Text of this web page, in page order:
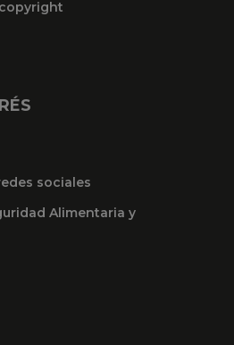
sociales
Alimentaria y